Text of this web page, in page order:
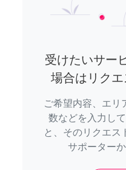
受けたいサー
場合はリク
ご希望内容、エリ
数などを入力し
と、そのリクエス
サポーター